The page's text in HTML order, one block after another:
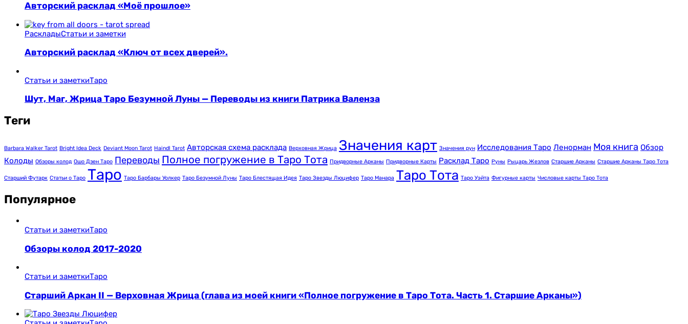
Авторский расклад «Моё прошлое»
РаскладыСтатьи и заметки
Авторский расклад «Ключ от всех дверей».
Статьи и заметкиТаро
Шут, Маг, Жрица Таро Безумной Луны — Переводы из книги Патрика Валенза
Теги
Barbara Walker Tarot Bright Idea Deck Deviant Moon Tarot Haindl Tarot Авторская схема расклада Верховная Жрица Значения карт Значения рун Исследования Таро Ленорман Моя книга Обзор
Колоды Обзоры колод Ошо Дзен Таро Переводы Полное погружение в Таро Тота Придворные Арканы Придворные Карты Расклад Таро Руны Рыцарь Жезлов Старшие Арканы Старшие Арканы Таро Тота
Старший Футарк Статьи о Таро Таро Таро Барбары Уолкер Таро Безумной Луны Таро Блестящая Идея Таро Звезды Люцифер Таро Манара Таро Тота Таро Уэйта Фигурные карты Числовые карты Таро Тота
Популярное
Статьи и заметкиТаро
Обзоры колод 2017-2020
Статьи и заметкиТаро
Старший Аркан II — Верховная Жрица (глава из моей книги «Полное погружение в Таро Тота. Часть 1. Старшие Арканы»)